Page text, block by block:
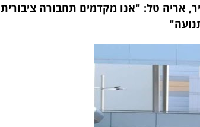
אריה טל: "אנו מקדמים תחבורה ציבורית